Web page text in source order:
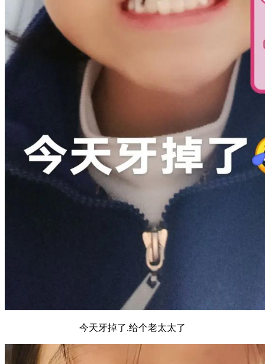
今天牙掉了.给个老太太了